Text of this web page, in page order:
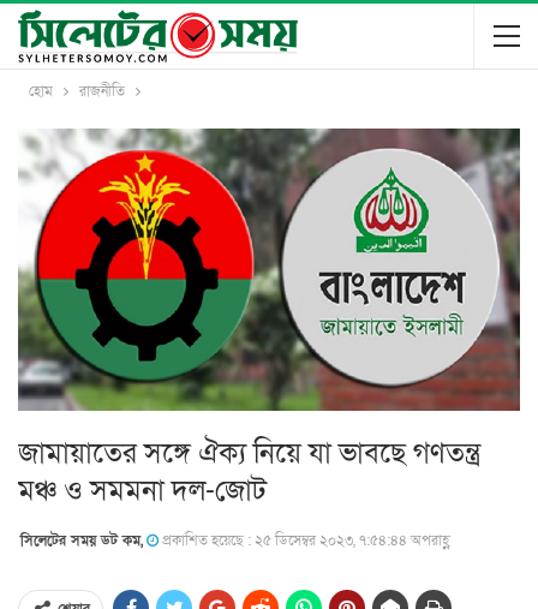
হোম রাজনীতি
জামায়াতের সঙ্গে ঐক্য নিয়ে যা ভাবছে গণতন্ত্র
মঞ্চ ও সমমনা দল-জোট
সিলেটের সময় ডট কম, প্রকাশিত হয়েছে : ২৫ ডিসেম্বর ২০২৩, ৭:৫৪:৪৪ অপরাহ্ণ